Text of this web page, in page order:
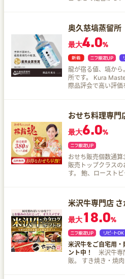
奥久慈塙蒸留所
最大4.0%
龍が宿る値、塙か
所です。 Kura Master金賞・TWSC受賞など、国
際品評会で高い評
ます。 福島県塙町
て、地方創生にこだ
提供しています
おせち料理専門
最大6.0%
おせち販売個数通
販売トップクラス
す。 鮑、ローストビーフ、ステーキ、豚角煮、海
おせちが人気な理
類以上！業界トップクラス
人気ナンバー1を誇
【そば付き】味、質
満足！『板前魂の七
メニューが充実『和
くし！豪華肉おせち
にも楽しい特大おせ
き『板前魂の極』
米沢牛専門店 さ
最大18.0%
米沢牛をご自宅用
ント中！
米沢牛専
販。 すき焼き・焼肉・しゃぶしゃぶ・ステーキ用